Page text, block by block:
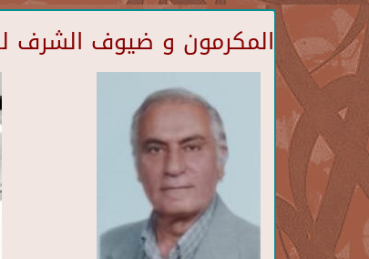
المكرمون و ضيوف الشرف